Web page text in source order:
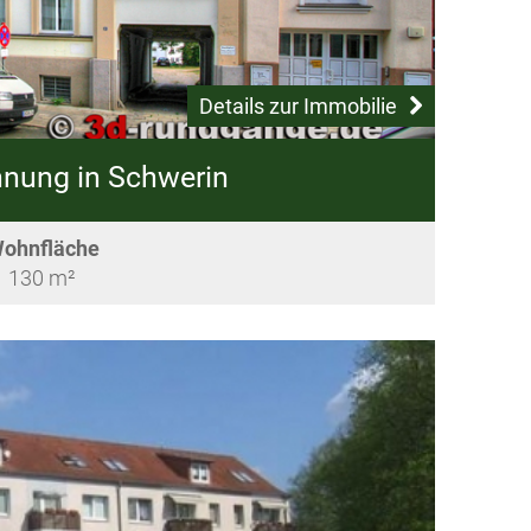
Details zur Immobilie
in Schwerin
130 m²